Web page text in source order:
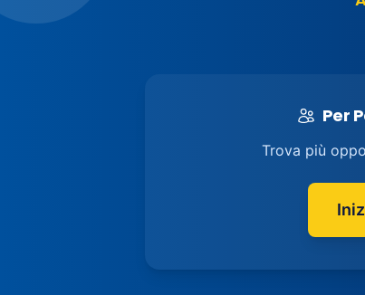
Per
Trova più